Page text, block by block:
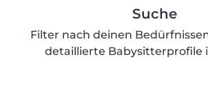
Suche
Filter nach deinen
detaillierte Babysitterprofile